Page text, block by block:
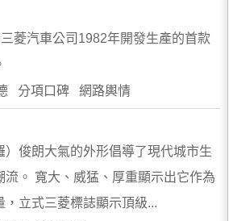
三菱汽車公司1982年開發生產的首款
分項口碑 網路輿情
）俊朗大氣的外形倡導了現代城市生
流。 寬大、威猛、厚重顯示出它作為
立式三菱標誌顯示頂級...